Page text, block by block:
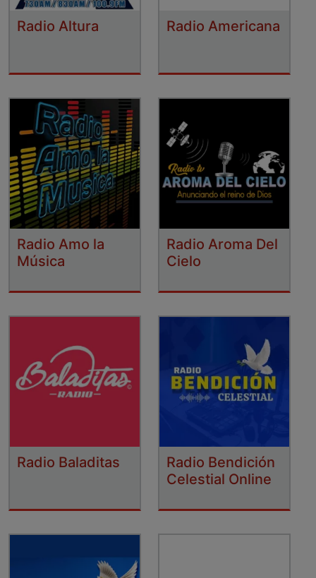
Radio Altura Radio Americana
Radio Amo la
Música
Radio Aroma Del
Cielo
Radio Baladitas
Radio Bendición
Celestial Online